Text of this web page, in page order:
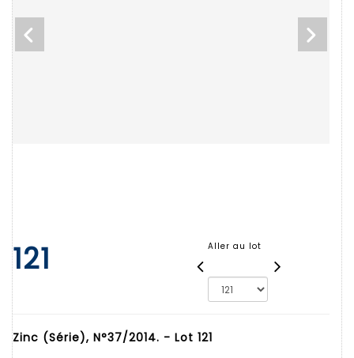
121 Aller au lot
Zinc (Série), N°37/2014. - Lot 121